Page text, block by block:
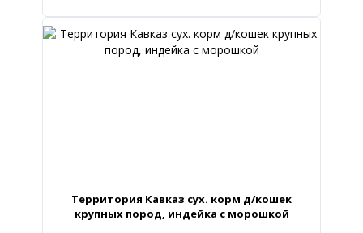
Территория Кавказ сух. корм д/кошек
крупных пород, индейка с морошкой